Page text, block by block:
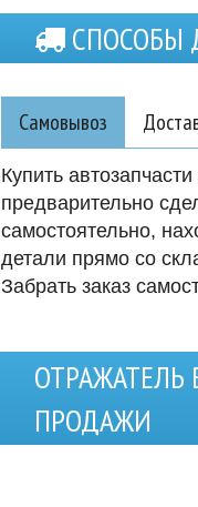
СПОСОБЫ
Самовывоз
Купить
предварительно
самостоятельно,
детали прямо со
Забрать заказ
ОТРАЖАТЕЛЬ
ПРОДАЖИ